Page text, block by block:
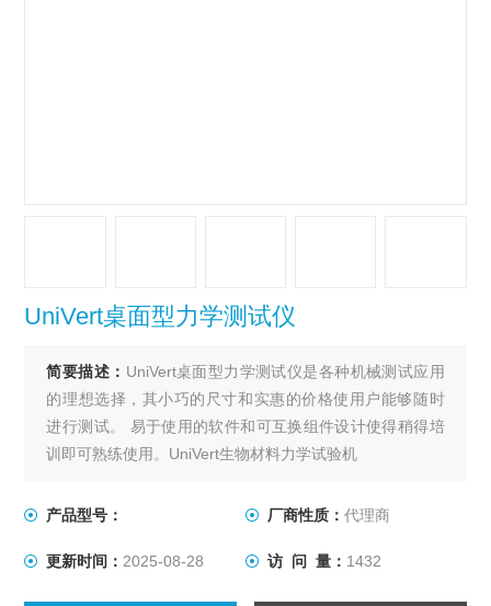
UniVert桌面型力学测试仪
简要描述： UniVert桌面型力学测试仪是各种机械测试应用
的理想选择，其小巧的尺寸和实惠的价格使用户能够随时
进行测试。 易于使用的软件和可互换组件设计使得稍得培
训即可熟练使用。UniVert生物材料力学试验机
的情况下可进行牵张、压缩和弯曲测试。 各种夹具和夹具
产品型号： 厂商性质： 代理商
更新时间： 2025-08-28 访 问 量： 1432